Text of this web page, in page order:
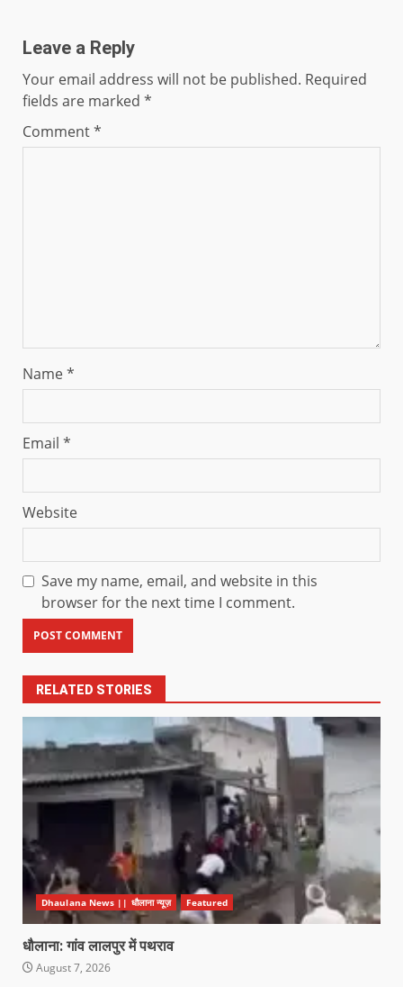
Leave a Reply
Your email address will not be published. Required
fields are marked *
Comment*
Name*
Email *
Website
Save my name, email, and website in this
browser for the next time I comment.
RELATED STORIES
Dhaulana News || धौलाना न्यूज़ Featured
धौलाना: गांव लालपुर में पथराव
August 7, 2026